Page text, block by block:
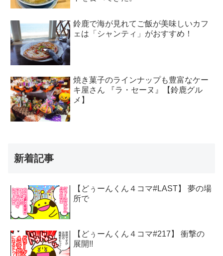
鈴鹿で海が見れてご飯が美味しいカフ
ェは「シャンティ」がおすすめ！
焼き菓子のラインナップも豊富なケー
キ屋さん 『ラ・セーヌ』【鈴鹿グル
メ】
新着記事
【どぅーんくん４コマ#LAST】 夢の場
所で
【どぅーんくん４コマ#217】 衝撃の
展開!!